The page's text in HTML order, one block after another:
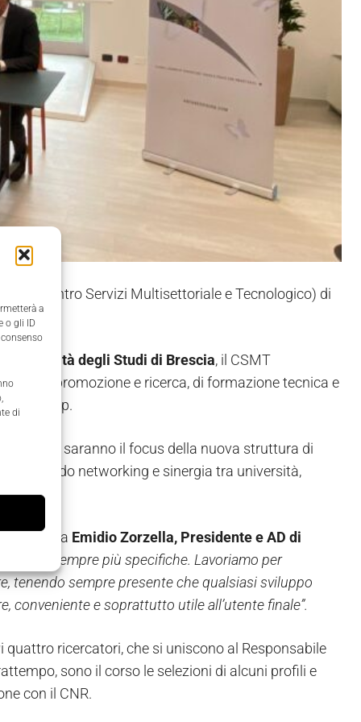
a
o gli ID
di
(Centro Servizi Multisettoriale e Tecnologico) di
Università degli Studi di Brescia, il CSMT
sede di promozione e ricerca, di formazione tecnica e
di start-up.
ambiti saranno il focus della nuova struttura di
creando networking e sinergia tra università,
spiega Emidio Zorzella, Presidente e AD di
sempre più specifiche. Lavoriamo per
tenendo sempre presente che qualsiasi sviluppo
conveniente e soprattutto utile all’utente finale”.
quattro ricercatori, che si uniscono al Responsabile
sono il corso le selezioni di alcuni profili e
con il CNR.